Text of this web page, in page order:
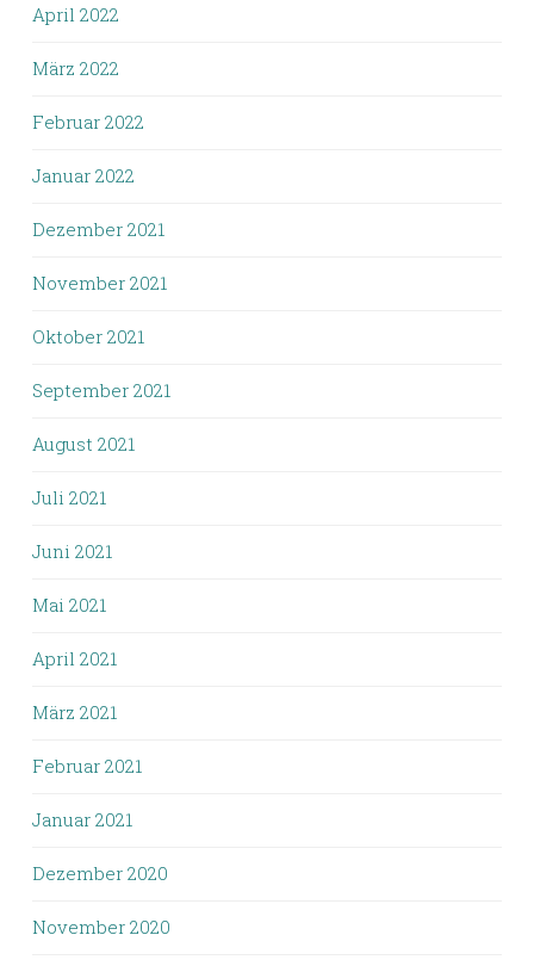
April 2022
März 2022
Februar 2022
Januar 2022
Dezember 2021
November 2021
Oktober 2021
September 2021
August 2021
Juli 2021
Juni 2021
Mai 2021
April 2021
März 2021
Februar 2021
Januar 2021
Dezember 2020
November 2020